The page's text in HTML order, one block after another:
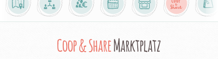
Coop & ShareMarktplatz